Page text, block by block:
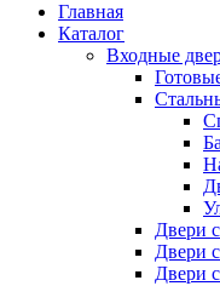
Главная
Каталог
Входные
Двери
Двери
Двери